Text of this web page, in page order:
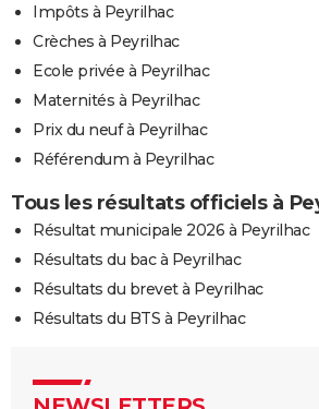
Impôts à Peyrilhac
Crèches à Peyrilhac
Ecole privée à Peyrilhac
Maternités à Peyrilhac
Prix du neuf à Peyrilhac
Référendum à Peyrilhac
Tous les résultats officiels à
Résultat municipale 2026 à Peyrilhac
Résultats du bac à Peyrilhac
Résultats du brevet à Peyrilhac
Résultats du BTS à Peyrilhac